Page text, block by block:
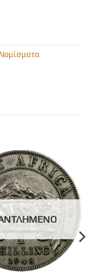
Νομίσματα